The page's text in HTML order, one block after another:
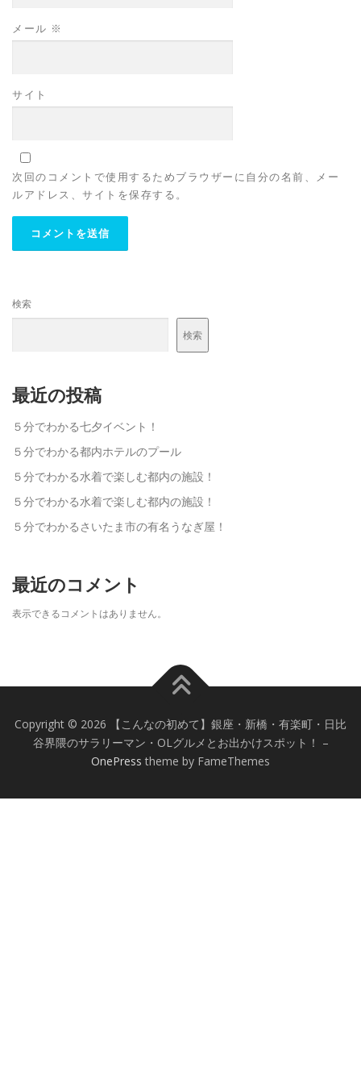
メール ※
サイト
次回のコメントで使用するためブラウザーに自分の名前、メー
ルアドレス、サイトを保存する。
検索
検索
最近の投稿
５分でわかる七夕イベント！
５分でわかる都内ホテルのプール
５分でわかる水着で楽しむ都内の施設！
５分でわかる水着で楽しむ都内の施設！
５分でわかるさいたま市の有名うなぎ屋！
最近のコメント
表示できるコメントはありません。
Copyright © 2026 【こんなの初めて】銀座・新橋・有楽町・日比
谷界隈のサラリーマン・OLグルメとお出かけスポット！ –
OnePress theme by FameThemes